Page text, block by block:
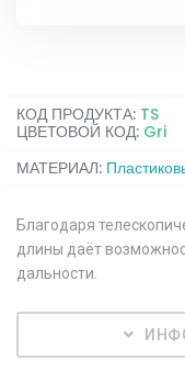
КОД ПРОДУКТА: TS
ЦВЕТОВОЙ КОД: Gri
МАТЕРИАЛ:
Благодаря
длины даёт
дальности.